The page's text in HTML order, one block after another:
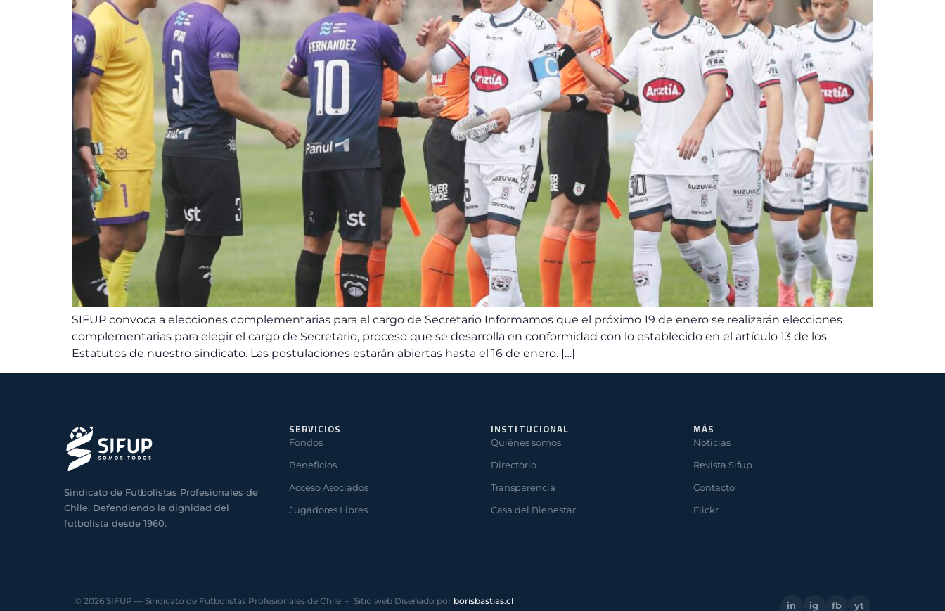
SIFUP convoca a elecciones complementarias para el cargo de Secretario Informamos que el próximo 19 de enero se realizarán elecciones
complementarias para elegir el cargo de Secretario, proceso que se desarrolla en conformidad con lo establecido en el artículo 13 de los
Estatutos de nuestro sindicato. Las postulaciones estarán abiertas hasta el 16 de enero. […]
Sindicato de Futbolistas Profesionales de
Chile. Defendiendo la dignidad del
futbolista desde 1960.
SERVICIOS
Fondos
Beneficios
Acceso Asociados
Jugadores Libres
INSTITUCIONAL
Quiénes somos
Directorio
Transparencia
Casa del Bienestar
MÁS
Noticias
Revista Sifup
Contacto
Flickr
© 2026 SIFUP — Sindicato de Futbolistas Profesionales de Chile – Sitio web Diseñado por borisbastias.cl in ig fb yt